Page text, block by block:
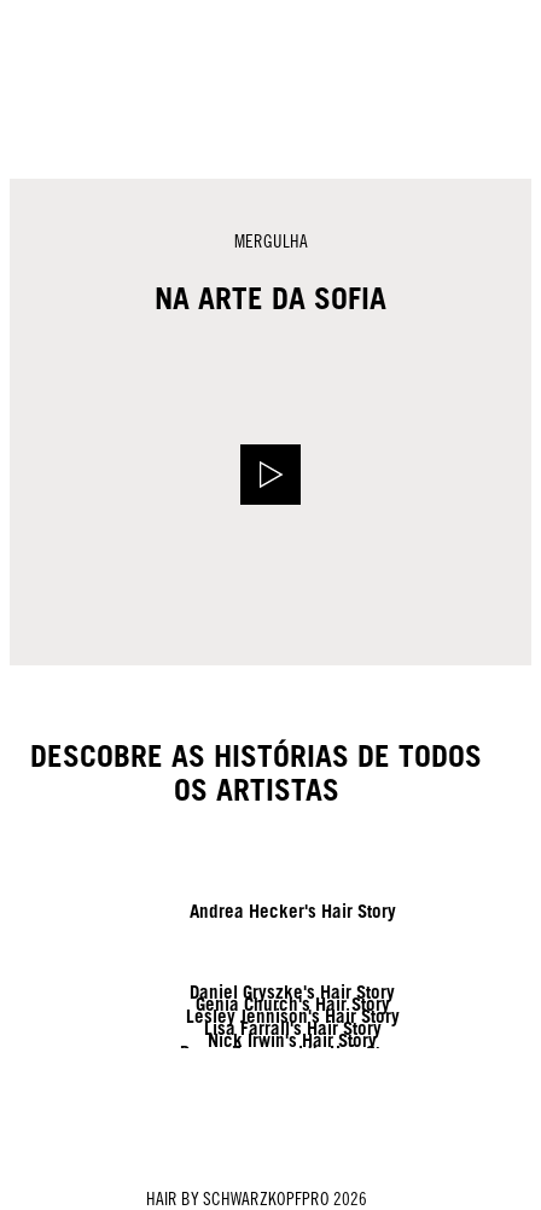
MERGULHA
NA ARTE DA SOFIA
DESCOBRE AS HISTÓRIAS DE TODOS
OS ARTISTAS
Andrea Hecker's Hair Story
Daniel Gryszke's Hair Story
Genia Church's Hair Story
Lesley Jennison's Hair Story
Lisa Farrall's Hair Story
Nick Irwin's Hair Story
Rozan Zonneveld's Hair Story
HAIR BY SCHWARZKOPFPRO 2026